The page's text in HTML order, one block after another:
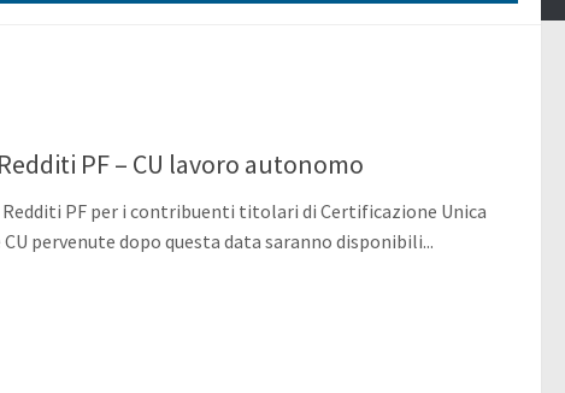
PF – CU lavoro autonomo
PF per i contribuenti titolari di Certificazione Unica
pervenute dopo questa data saranno disponibili...